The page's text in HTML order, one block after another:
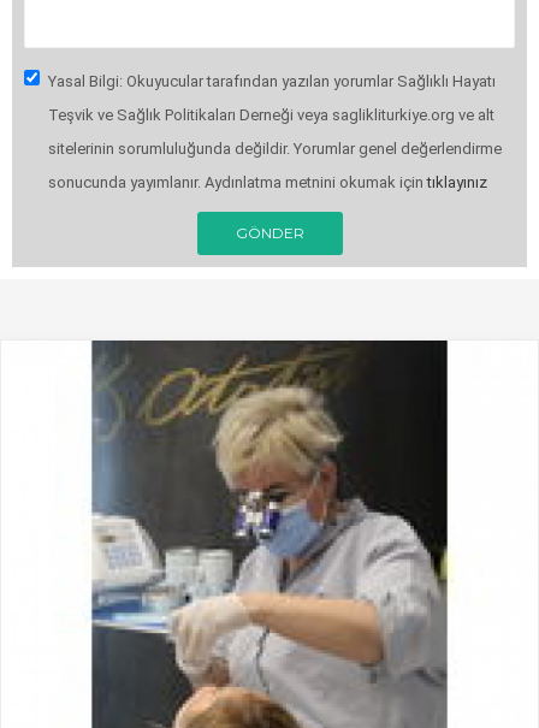
Yasal Bilgi: Okuyucular tarafından yazılan yorumlar Sağlıklı Hayatı
Teşvik ve Sağlık Politikaları Derneği veya saglikliturkiye.org ve alt
sitelerinin sorumluluğunda değildir. Yorumlar genel değerlendirme
sonucunda yayımlanır. Aydınlatma metnini okumak içintıklayınız
GÖNDER